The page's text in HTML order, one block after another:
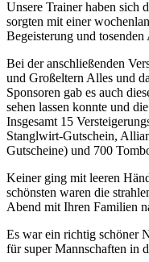
Unsere Trainer haben sich
sorgten mit einer
Begeisterung und tosenden
Bei der anschließenden
und Großeltern Alles und
Sponsoren gab es auch
sehen lassen konnte und
Insgesamt 15
Stanglwirt-Gutschein,
Gutscheine) und 700
Keiner ging mit leeren
schönsten waren die
Abend mit Ihren Familien
Es war ein richtig schöner
für super Mannschaften in